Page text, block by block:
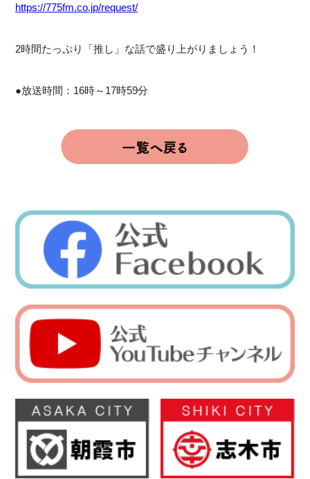
https://775fm.co.jp/request/
2時間たっぷり「推し」な話で盛り上がりましょう！
●放送時間：16時～17時59分